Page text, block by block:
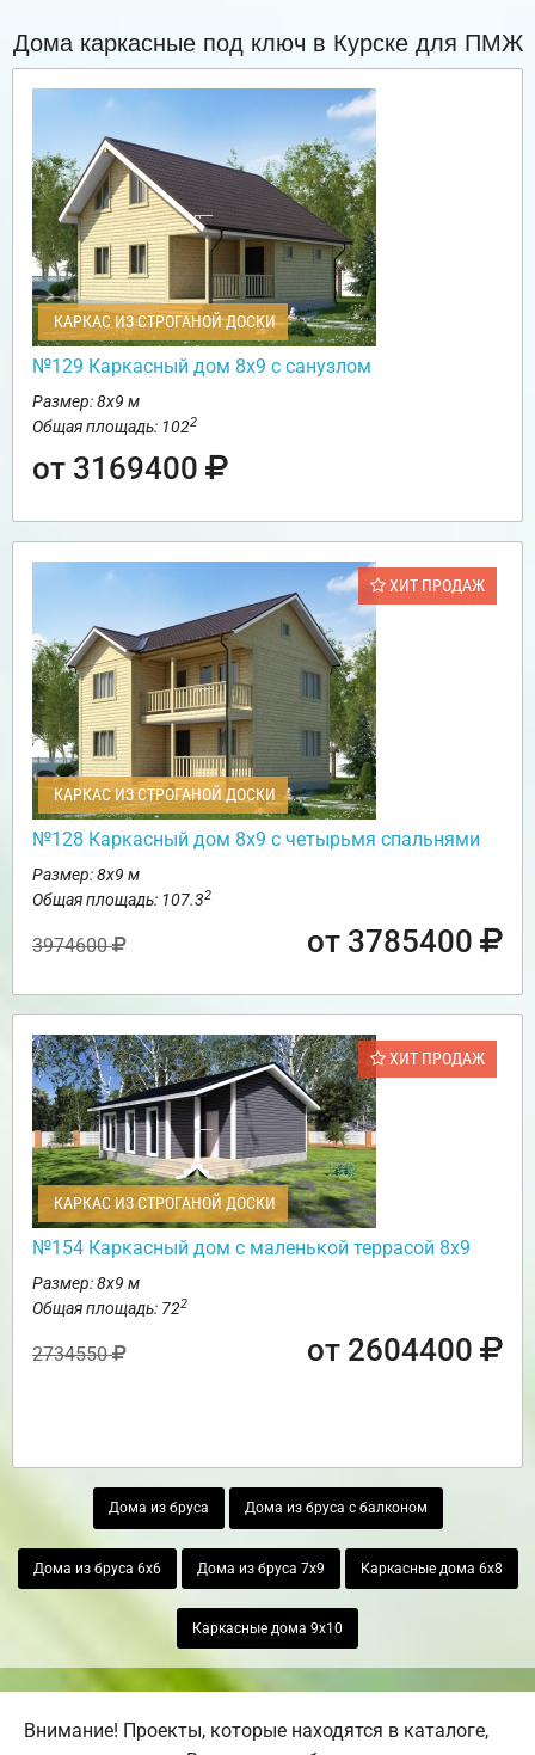
Дома каркасные под ключ в Курске для ПМЖ
КАРКАС ИЗ СТРОГАНОЙ ДОСКИ
№129 Каркасный дом 8х9 с санузлом
Размер: 8х9 м
Общая площадь: 1022
от 3169400
ХИТ ПРОДАЖ
КАРКАС ИЗ СТРОГАНОЙ ДОСКИ
№128 Каркасный дом 8х9 с четырьмя спальнями
Размер: 8х9 м
Общая площадь: 107.32
3974600 от 3785400
ХИТ ПРОДАЖ
КАРКАС ИЗ СТРОГАНОЙ ДОСКИ
№154 Каркасный дом с маленькой террасой 8х9
Размер: 8х9 м
Общая площадь: 722
2734550 от 2604400
Дома из бруса Дома из бруса с балконом
Дома из бруса 6х6 Дома из бруса 7х9 Каркасные дома 6х8
Каркасные дома 9х10
Внимание! Проекты, которые находятся в каталоге,